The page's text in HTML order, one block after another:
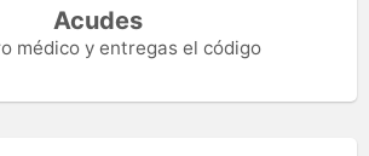
Acudes
médico y entregas el código